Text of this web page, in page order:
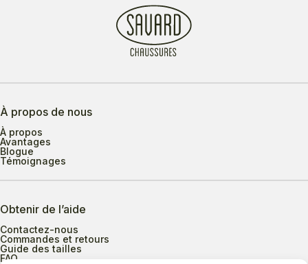
À propos de nous
À propos
Avantages
Blogue
Témoignages
Obtenir de l’aide
Contactez-nous
Commandes et retours
Guide des tailles
FAQ